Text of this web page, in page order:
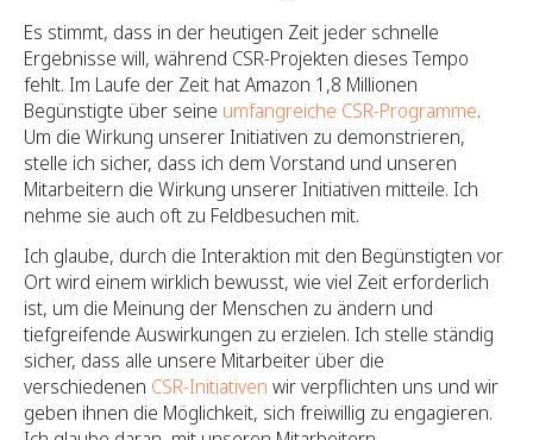
Es stimmt, dass in der heutigen Zeit jeder schnelle
Ergebnisse will, während CSR-Projekten dieses Tempo
fehlt. Im Laufe der Zeit hat Amazon 1,8 Millionen
Begünstigte über seine umfangreiche CSR-Programme.
Um die Wirkung unserer Initiativen zu demonstrieren,
stelle ich sicher, dass ich dem Vorstand und unseren
Mitarbeitern die Wirkung unserer Initiativen mitteile. Ich
nehme sie auch oft zu Feldbesuchen mit.
Ich glaube, durch die Interaktion mit den Begünstigten vor
Ort wird einem wirklich bewusst, wie viel Zeit erforderlich
ist, um die Meinung der Menschen zu ändern und
tiefgreifende Auswirkungen zu erzielen. Ich stelle ständig
sicher, dass alle unsere Mitarbeiter über die
verschiedenen CSR-Initiativen wir verpflichten uns und wir
geben ihnen die Möglichkeit, sich freiwillig zu engagieren.